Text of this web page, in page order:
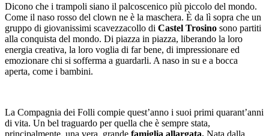
Dicono che i trampoli siano il palcoscenico più piccolo del mondo.
Come il naso rosso del clown ne è la maschera. È da lì sopra che un
gruppo di giovanissimi scavezzacollo di Castel Trosino sono partiti
alla conquista del mondo. Di piazza in piazza, liberando la loro
energia creativa, la loro voglia di far bene, di impressionare ed
emozionare chi si sofferma a guardarli. A naso in su e a bocca
aperta, come i bambini.
La Compagnia dei Folli compie quest’anno i suoi primi quarant’anni
di vita. Un bel traguardo per quella che è sempre stata,
principalmente, una vera, grande famiglia allargata. Nata dalla